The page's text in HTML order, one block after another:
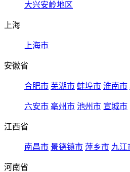
大兴安岭地区
上海
上海市
安徽省
合肥市 芜湖市 蚌埠市 淮南市
六安市 亳州市 池州市 宣城市
江西省
南昌市 景德镇市 萍乡市 九江
河南省